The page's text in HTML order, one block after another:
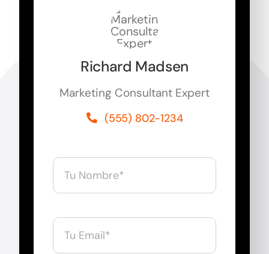
Richard Madsen
Marketing Consultant Expert
(555) 802-1234